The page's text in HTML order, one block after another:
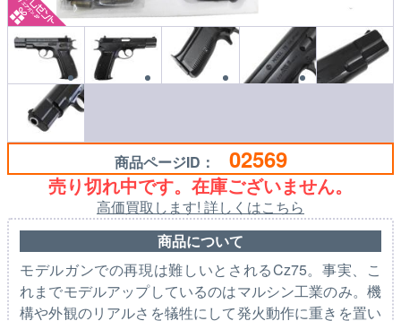
商品ページID： 02569
売り切れ中です。在庫ございません。
高価買取します! 詳しくはこちら
商品について
モデルガンでの再現は難しいとされるCz75。事実、こ
れまでモデルアップしているのはマルシン工業のみ。機
構や外観のリアルさを犠牲にして発火動作に重きを置い